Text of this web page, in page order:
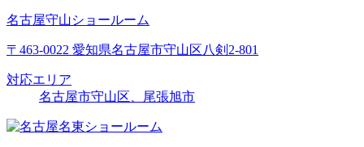
名古屋守山ショールーム
〒463-0022 愛知県名古屋市守山区八剣2-801
対応エリア
名古屋市守山区、尾張旭市